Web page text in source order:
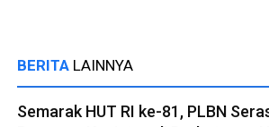
BERITA LAINNYA
Semarak HUT RI ke-81, PLBN